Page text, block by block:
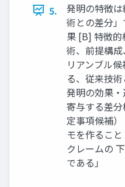
5.
発明の特徴
術との差分
果 [B] 特徴的
術、前提構
リアンブル
る、従来技
発明の効果
寄与する差
定事項候補
モを作るこ
クレームの
である」